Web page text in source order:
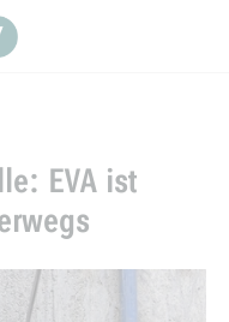
zur Hauptnavigation
zum Inhalt springen
Barriere melden
EVA ist